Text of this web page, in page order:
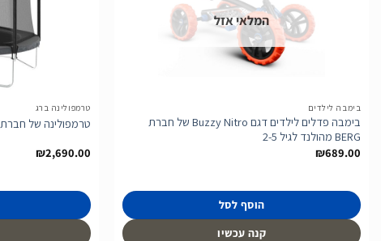
המלאי אזל
בימבה לילדים
בימבה פדלים לילדים דגם Buzzy Nitro של חברת
BERG מהולנד לגיל 2-5
₪689.00
הוסף לסל
קנה עכשיו
טרמפולינה ברג
טרמפולינה של חברת BERG מהולנד קוטר 2.7 מטר
₪2,690.00